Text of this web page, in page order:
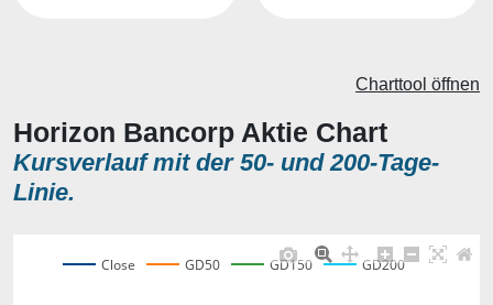
Horizon Bancorp Aktie Chart
Kursverlauf mit der 50- und 200-Tage-
Linie.
Charttool öffnen
Close GD50 GD150 GD200